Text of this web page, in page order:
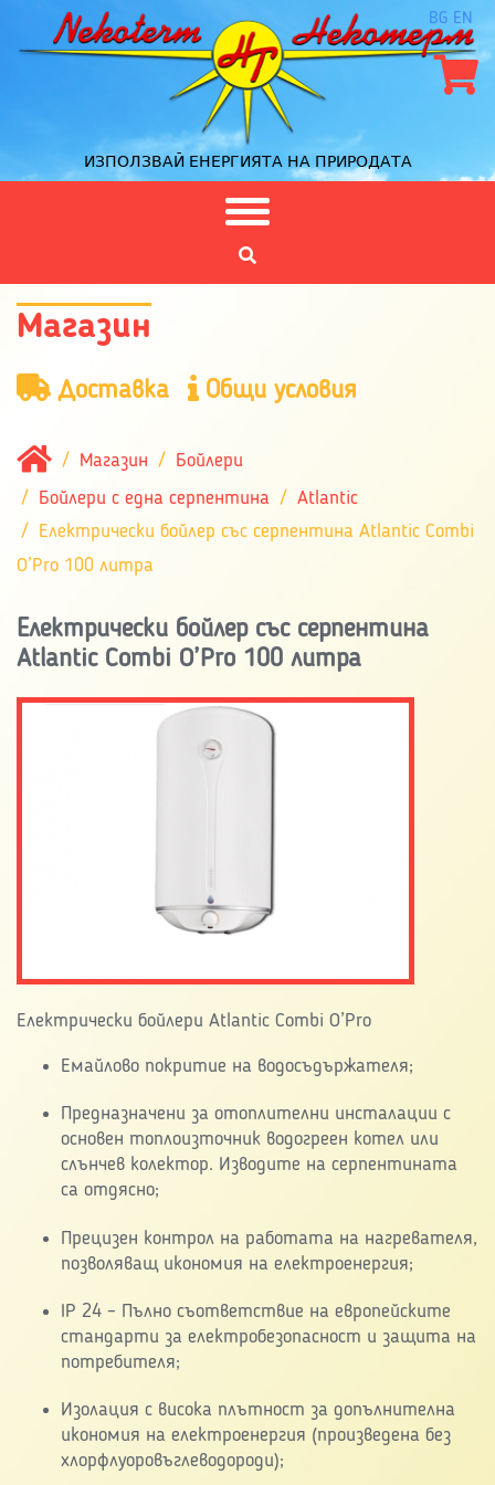
ИЗПОЛЗВАЙ ЕНЕРГИЯТА НА ПРИРОДАТА
BG EN
Магазин
Доставка Общи условия
Магазин
Бойлери
Бойлери с една серпентина
Atlantic
Електрически бойлер със серпентина Atlantic Combi
O’Pro 100 литра
Електрически бойлер със серпентина
Atlantic Combi O’Pro 100 литра
Електрически бойлери Atlantic Combi O’Pro
Емайлово покритие на водосъдържателя;
Предназначени за отоплителни инсталации с
основен топлоизточник водогреен котел или
слънчев колектор. Изводите на серпентината
са отдясно;
Прецизен контрол на работата на нагревателя,
позволяващ икономия на електроенергия;
IP 24 – Пълно съответствие на европейските
стандарти за електробезопасност и защита на
потребителя;
Изолация с висока плътност за допълнителна
икономия на електроенергия (произведена без
хлорфлуоровъглеводороди);